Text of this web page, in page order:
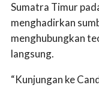
Sumatra Timur
menghadirkan
menghubungkan
langsung.
“Kunjungan ke